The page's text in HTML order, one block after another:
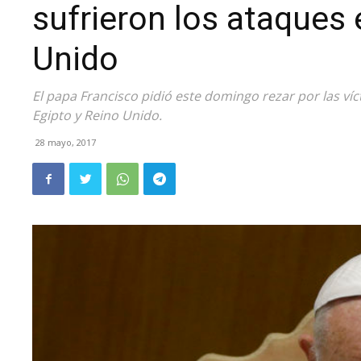
sufrieron los ataques
Unido
El papa Francisco pidió este domingo rezar por las
Egipto y Reino Unido.
28 mayo, 2017